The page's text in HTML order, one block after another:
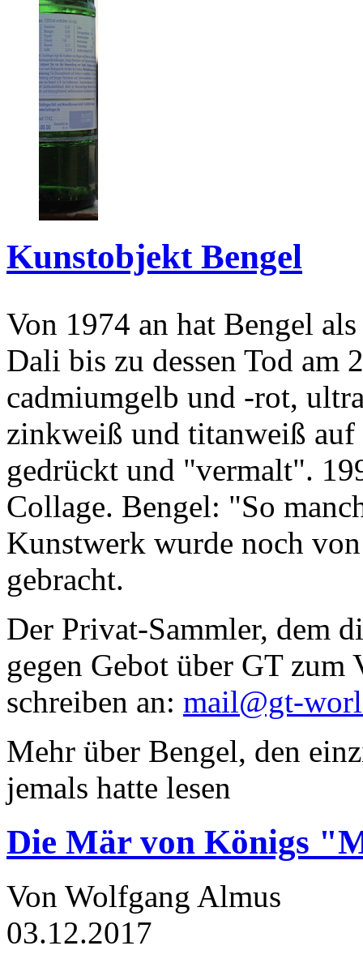
Kunstobjekt Bengel
Von 1974 an hat Bengel
Dali bis zu dessen Tod am
cadmiumgelb und -rot,
zinkweiß und titanweiß
gedrückt und "vermalt".
Collage. Bengel: "So
Kunstwerk wurde noch
gebracht.
Der Privat-Sammler, dem
gegen Gebot über GT zum
schreiben an: mail@gt-
Mehr über Bengel, den
jemals hatte lesen
Die Mär von Königs
Von Wolfgang Almus
03.12.2017